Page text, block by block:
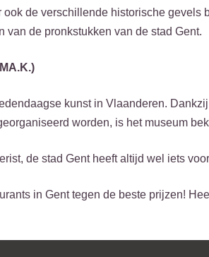
de verschillende historische gevels
van de pronkstukken van de stad Gent.
kunst in Vlaanderen.
worden, is het museum
de stad Gent heeft altijd wel iets
in Gent tegen de beste prijzen!